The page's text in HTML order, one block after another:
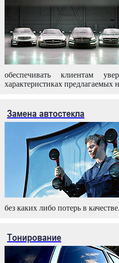
обеспечивать клиентам
характеристиках предлагаемых
Замена автостекла
без каких либо потерь в качестве.
Тонирование